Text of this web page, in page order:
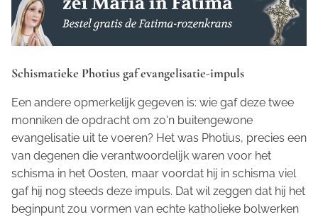
Schismatieke Photius gaf evangelisatie-impuls
Een andere opmerkelijk gegeven is: wie gaf deze twee
monniken de opdracht om zo'n buitengewone
evangelisatie uit te voeren? Het was Photius, precies een
van degenen die verantwoordelijk waren voor het
schisma in het Oosten, maar voordat hij in schisma viel
gaf hij nog steeds deze impuls. Dat wil zeggen dat hij het
beginpunt zou vormen van echte katholieke bolwerken